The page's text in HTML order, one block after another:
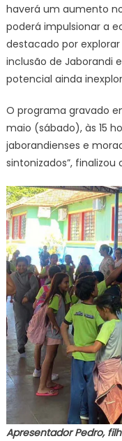
haverá um aumento
poderá impulsionar a
destacado por
inclusão de Jaborandi
potencial ainda
O programa gravado
maio (sábado), às 15
jaborandienses e
sintonizados”, finalizou
Apresentador Pedro,